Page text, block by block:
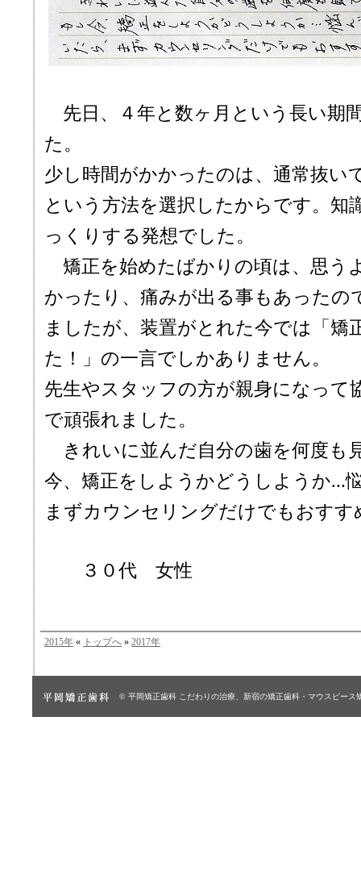
先日、４年と数ヶ月という長い期
た。
少し時間がかかったのは、通常抜い
という方法を選択したからです。知
っくりする発想でした。
矯正を始めたばかりの頃は、思う
かったり、痛みが出る事もあったの
ましたが、装置がとれた今では「矯
た！」の一言でしかありません。
先生やスタッフの方が親身になって
で頑張れました。
きれいに並んだ自分の歯を何度も
今、矯正をしようかどうしようか...
まずカウンセリングだけでもおすす
３０代 女性
2015年 « トップへ » 2017年
© 平岡矯正歯科 こだわりの治療、新宿の矯正歯科・マウスピース